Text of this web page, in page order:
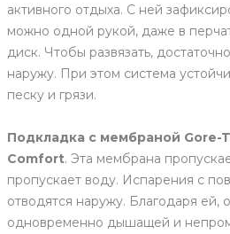
активного отдыха. С ней
можно одной рукой, даже в
диск. Чтобы развязать,
наружу. При этом система
песку и грязи.
Подкладка с мембраной Gore-
Comfort. Эта мембрана
пропускает воду. Испарения с
отводятся наружу. Благодаря ей,
одновременно дышащей и